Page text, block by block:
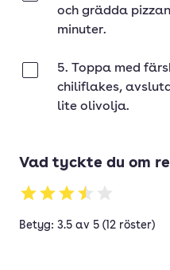
och grädda
minuter.
5. Toppa med
chiliflakes,
lite olivolja.
Vad tyckte du om
Betyg: 3.5 av 5 (12 röster)